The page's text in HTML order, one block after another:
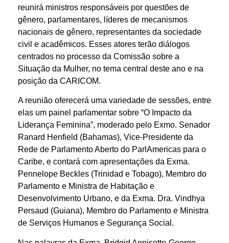
reunirá ministros responsáveis por questões de
gênero, parlamentares, líderes de mecanismos
nacionais de gênero, representantes da sociedade
civil e acadêmicos. Esses atores terão diálogos
centrados no processo da Comissão sobre a
Situação da Mulher, no tema central deste ano e na
posição da CARICOM.
A reunião oferecerá uma variedade de sessões, entre
elas um painel parlamentar sobre “O Impacto da
Liderança Feminina”, moderado pelo Exmo. Senador
Ranard Henfield (Bahamas), Vice-Presidente da
Rede de Parlamento Aberto do ParlAmericas para o
Caribe, e contará com apresentações da Exma.
Pennelope Beckles (Trinidad e Tobago), Membro do
Parlamento e Ministra de Habitação e
Desenvolvimento Urbano, e da Exma. Dra. Vindhya
Persaud (Guiana), Membro do Parlamento e Ministra
de Serviços Humanos e Segurança Social.